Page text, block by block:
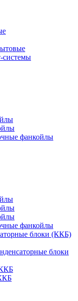
системы
фанкойлы
фанкойлы
блоки (ККБ)
блоки